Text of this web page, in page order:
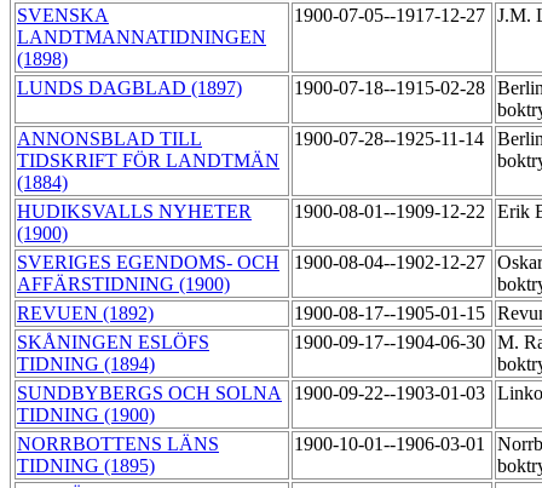
SVENSKA
LANDTMANNATIDNINGEN
(1898)
1900-07-05--1917-12-27 J.M.
LUNDS DAGBLAD (1897) 1900-07-18--1915-02-28
ANNONSBLAD TILL
TIDSKRIFT FÖR LANDTMÄN
(1884)
1900-07-28--1925-11-14
HUDIKSVALLS NYHETER
(1900)
1900-08-01--1909-12-22 Erik
SVERIGES EGENDOMS- OCH
AFFÄRSTIDNING (1900)
1900-08-04--1902-12-27
REVUEN (1892)
1900-08-17--1905-01-15
SKÅNINGEN ESLÖFS
TIDNING (1894)
1900-09-17--1904-06-30 M.
SUNDBYBERGS OCH SOLNA
TIDNING (1900)
1900-09-22--1903-01-03
NORRBOTTENS LÄNS
TIDNING (1895)
1900-10-01--1906-03-01